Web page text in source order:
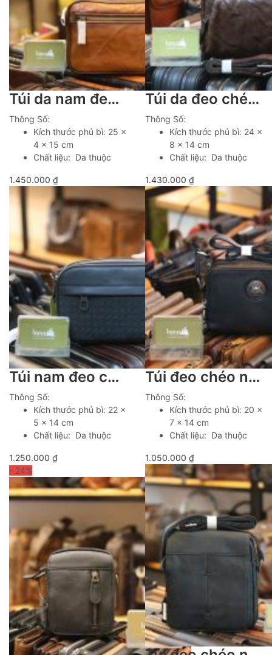
Túi da nam đeo chéo kết hợp cầm tay sang trọng lịch lãm Lano KT204
Thông Số:
Kích thước phủ bì: 25 x
4 x 15 cm
Chất liệu: Da thuộc
1.450.000 ₫
Túi da đeo chéo nam thời trang dáng ngang gọn gàng tiện lợi Lano KT205
Thông Số:
Kích thước phủ bì: 24 x
8 x 14 cm
Chất liệu: Da thuộc
1.430.000 ₫
Túi nam đeo chéo lano da bò cao cấp thời trang tiện lợi KT195
Thông Số:
Kích thước phủ bì: 22 x
5 x 14 cm
Chất liệu: Da thuộc
1.250.000 ₫
Túi đeo chéo nam mini da bò nhỏ gọn tiện lợi KT182
Thông Số:
Kích thước phủ bì: 20 x
7 x 14 cm
Chất liệu: Da thuộc
1.050.000 ₫
- 24%